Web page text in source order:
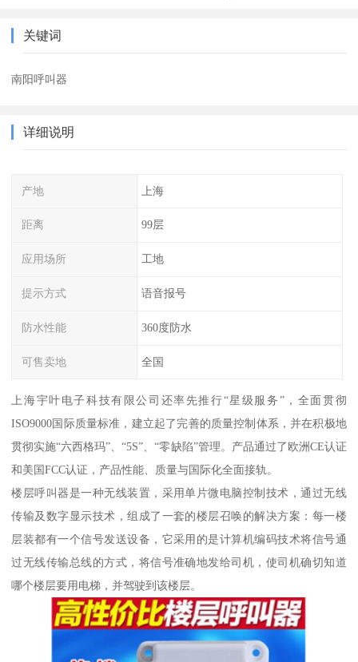
关键词
南阳呼叫器
详细说明
产地 上海
距离 99层
应用场所 工地
提示方式 语音报号
防水性能 360度防水
可售卖地 全国
上海宇叶电子科技有限公司还率先推行“星级服务”，全面贯彻
ISO9000国际质量标准，建立起了完善的质量控制体系，并在积极地
贯彻实施“六西格玛”、“5S”、“零缺陷”管理。产品通过了欧洲CE认证
和美国FCC认证，产品性能、质量与国际化全面接轨。
楼层呼叫器是一种无线装置，采用单片微电脑控制技术，通过无线
传输及数字显示技术，组成了一套的楼层召唤的解决方案：每一楼
层装都有一个信号发送设备，它采用的是计算机编码技术将信号通
过无线传输总线的方式，将信号准确地发给司机，使司机确切知道
哪个楼层要用电梯，并驾驶到该楼层。